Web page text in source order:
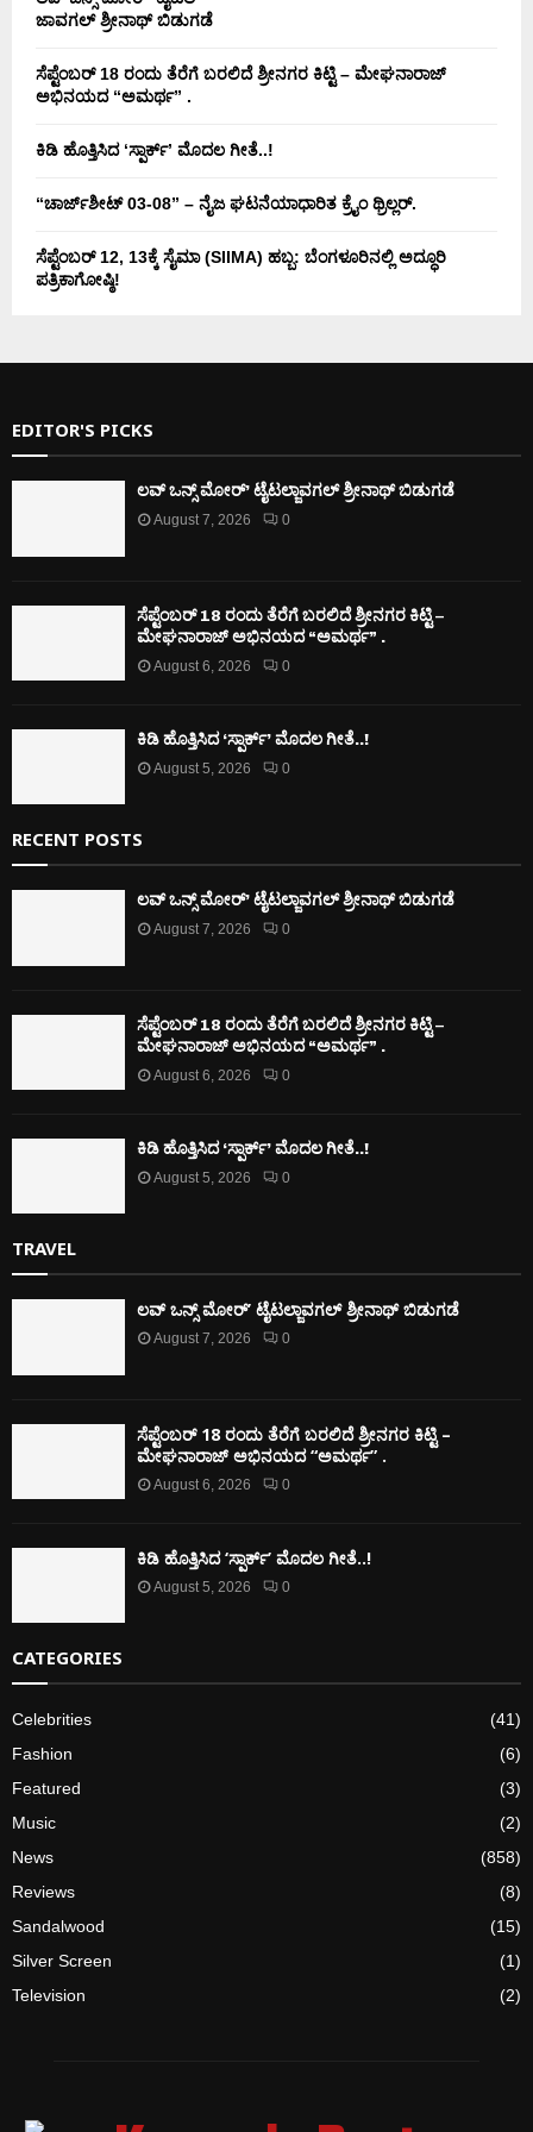
ಜಾವಗಲ್ ಶ್ರೀನಾಥ್ ಬಿಡುಗಡೆ
ಸೆಪ್ಟೆಂಬರ್ 18 ರಂದು ತೆರೆಗೆ ಬರಲಿದೆ ಶ್ರೀನಗರ ಕಿಟ್ಟಿ – ಮೇಘನಾರಾಜ್
ಅಭಿನಯದ “ಅಮರ್ಥ” .
ಕಿಡಿ‌‌ ಹೊತ್ತಿಸಿದ ‘ಸ್ಪಾರ್ಕ್’ ಮೊದಲ‌ ಗೀತೆ..!
“ಚಾರ್ಜ್‌ಶೀಟ್ 03-08” – ನೈಜ ಘಟನೆಯಾಧಾರಿತ ಕ್ರೈಂ ಥ್ರಿಲ್ಲರ್.
ಸೆಪ್ಟೆಂಬರ್ 12, 13ಕ್ಕೆ ಸೈಮಾ (SIIMA) ಹಬ್ಬ: ಬೆಂಗಳೂರಿನಲ್ಲಿ ಅದ್ಧೂರಿ
ಪತ್ರಿಕಾಗೋಷ್ಠಿ!
EDITOR'S PICKS
ಲವ್ ಒನ್ಸ್ ಮೋರ್’ ಟೈಟಲ್ಜಾವಗಲ್ ಶ್ರೀನಾಥ್ ಬಿಡುಗಡೆ
August 7, 2026 0
ಸೆಪ್ಟೆಂಬರ್ 18 ರಂದು ತೆರೆಗೆ ಬರಲಿದೆ ಶ್ರೀನಗರ ಕಿಟ್ಟಿ –
ಮೇಘನಾರಾಜ್ ಅಭಿನಯದ “ಅಮರ್ಥ” .
August 6, 2026 0
ಕಿಡಿ‌‌ ಹೊತ್ತಿಸಿದ ‘ಸ್ಪಾರ್ಕ್’ ಮೊದಲ‌ ಗೀತೆ..!
August 5, 2026 0
RECENT POSTS
ಲವ್ ಒನ್ಸ್ ಮೋರ್’ ಟೈಟಲ್ಜಾವಗಲ್ ಶ್ರೀನಾಥ್ ಬಿಡುಗಡೆ
August 7, 2026 0
ಸೆಪ್ಟೆಂಬರ್ 18 ರಂದು ತೆರೆಗೆ ಬರಲಿದೆ ಶ್ರೀನಗರ ಕಿಟ್ಟಿ –
ಮೇಘನಾರಾಜ್ ಅಭಿನಯದ “ಅಮರ್ಥ” .
August 6, 2026 0
ಕಿಡಿ‌‌ ಹೊತ್ತಿಸಿದ ‘ಸ್ಪಾರ್ಕ್’ ಮೊದಲ‌ ಗೀತೆ..!
August 5, 2026 0
TRAVEL
ಲವ್ ಒನ್ಸ್ ಮೋರ್’ ಟೈಟಲ್ಜಾವಗಲ್ ಶ್ರೀನಾಥ್ ಬಿಡುಗಡೆ
August 7, 2026 0
ಸೆಪ್ಟೆಂಬರ್ 18 ರಂದು ತೆರೆಗೆ ಬರಲಿದೆ ಶ್ರೀನಗರ ಕಿಟ್ಟಿ –
ಮೇಘನಾರಾಜ್ ಅಭಿನಯದ “ಅಮರ್ಥ” .
August 6, 2026 0
ಕಿಡಿ‌‌ ಹೊತ್ತಿಸಿದ ‘ಸ್ಪಾರ್ಕ್’ ಮೊದಲ‌ ಗೀತೆ..!
August 5, 2026 0
CATEGORIES
Celebrities
(41)
Fashion
(6)
Featured
(3)
Music
(2)
News
(858)
Reviews
(8)
Sandalwood
(15)
Silver Screen
(1)
Television
(2)